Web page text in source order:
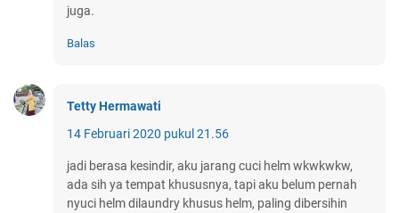
juga.
Balas
Tetty Hermawati
14 Februari 2020 pukul 21.56
jadi berasa kesindir, aku jarang cuci helm wkwkwkw,
ada sih ya tempat khususnya, tapi aku belum pernah
nyuci helm dilaundry khusus helm, paling dibersihin